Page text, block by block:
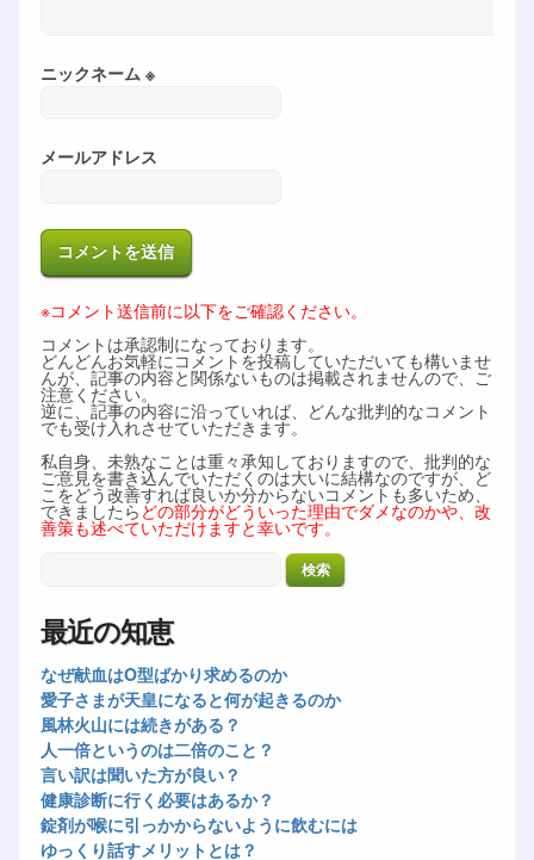
ニックネーム ※
メールアドレス
※コメント送信前に以下をご確認ください。
コメントは承認制になっております。
どんどんお気軽にコメントを投稿していただいても構いませ
んが、記事の内容と関係ないものは掲載されませんので、ご
注意ください。
逆に、記事の内容に沿っていれば、どんな批判的なコメント
でも受け入れさせていただきます。
私自身、未熟なことは重々承知しておりますので、批判的な
ご意見を書き込んでいただくのは大いに結構なのですが、ど
こをどう改善すれば良いか分からないコメントも多いため、
できましたら どの部分がどういった理由でダメなのかや、改
善策も述べていただけますと幸いです。
最近の知恵
なぜ献血はO型ばかり求めるのか
愛子さまが天皇になると何が起きるのか
風林火山には続きがある？
人一倍というのは二倍のこと？
言い訳は聞いた方が良い？
健康診断に行く必要はあるか？
錠剤が喉に引っかからないように飲むには
ゆっくり話すメリットとは？